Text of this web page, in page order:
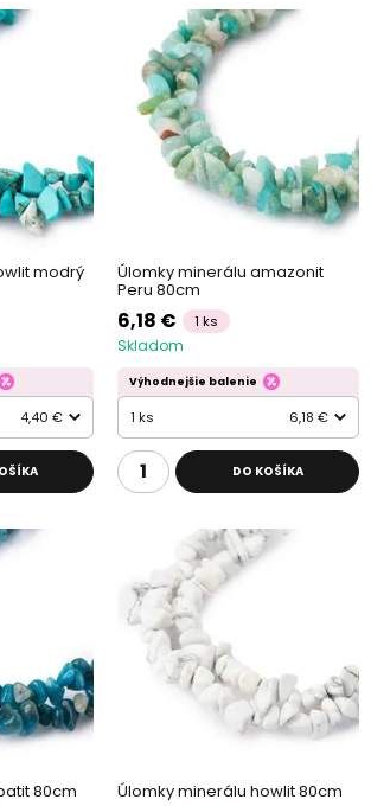
modrý
4,40 €
Úlomky minerálu amazonit
Peru 80cm
6,18 € 1 ks
Skladom
Výhodnejšie balenie
1 ks 6,18 €
DO KOŠÍKA
80cm Úlomky minerálu howlit 80cm